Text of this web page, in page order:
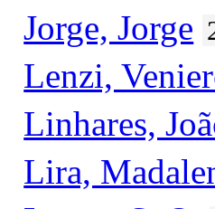
Jorge, Jorge
Lenzi,
Linhares,
Lira,